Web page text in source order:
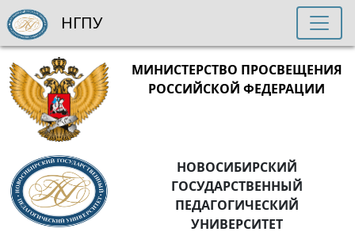
МИНИСТЕРСТВО ПРОСВЕЩЕНИЯ
РОССИЙСКОЙ ФЕДЕРАЦИИ
НОВОСИБИРСКИЙ
ГОСУДАРСТВЕННЫЙ
ПЕДАГОГИЧЕСКИЙ
УНИВЕРСИТЕТ
НГПУ